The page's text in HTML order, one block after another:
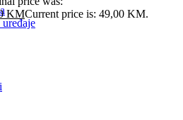
KMCurrent price is: 49,00 KM.